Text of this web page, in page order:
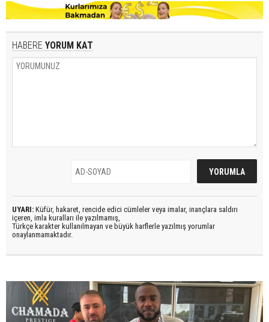
HABERE YORUM KAT
UYARI: Küfür, hakaret, rencide edici cümleler veya imalar, inançlara saldırı
içeren, imla kuralları ile yazılmamış,
Türkçe karakter kullanılmayan ve büyük harflerle yazılmış yorumlar
onaylanmamaktadır.